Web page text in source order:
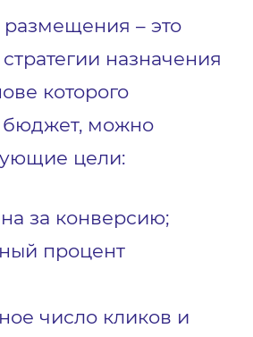
– это
назначения
которого
можно
цели:
за конверсию;
процент
число кликов и